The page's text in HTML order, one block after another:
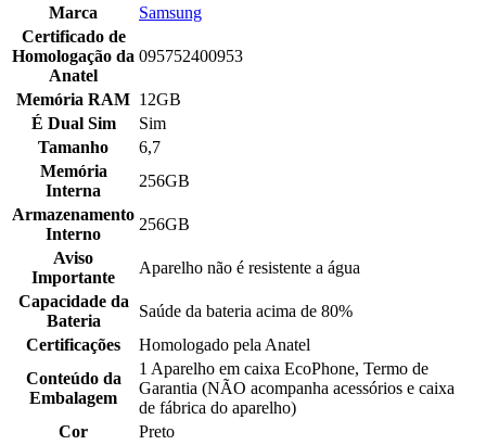
Marca
Samsung
Certificado de
Homologação da
Anatel
095752400953
Memória RAM 12GB
É Dual Sim
Sim
Tamanho
6,7
Memória
Interna
256GB
Armazenamento
Interno
256GB
Aviso
Importante
Aparelho não é resistente a água
Capacidade da
Bateria
Saúde da bateria acima de 80%
Certificações
Homologado pela Anatel
Conteúdo da
Embalagem
1 Aparelho em caixa EcoPhone, Termo de
Garantia (NÃO acompanha acessórios e caixa
de fábrica do aparelho)
Cor
Preto